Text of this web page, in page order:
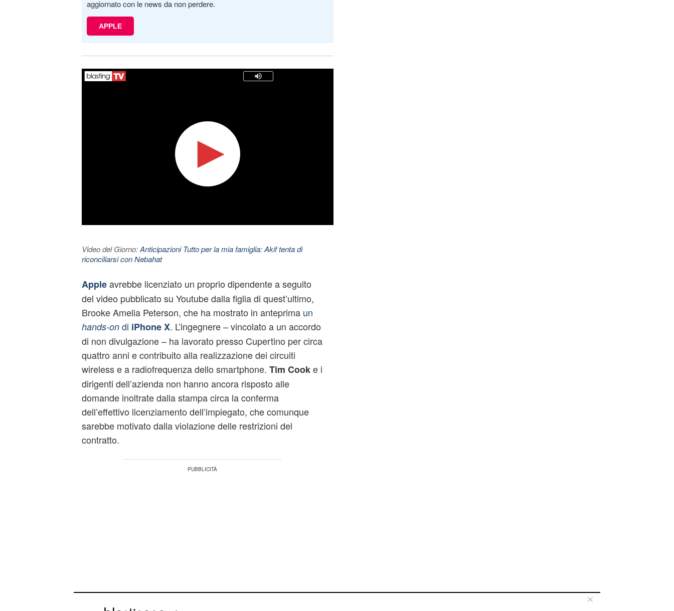
aggiornato con le news da non perdere.
APPLE
Video del Giorno:Anticipazioni Tutto per la mia famiglia: Akif tenta di
riconciliarsi con Nebahat
Appleavrebbe licenziato un proprio dipendente a seguito
del video pubblicato su Youtubedalla figlia di quest’ultimo,
Brooke Amelia Peterson, che ha mostrato in anteprima un
hands-ondi iPhone X. L’ingegnere – vincolato a un accordo
di non divulgazione – ha lavorato presso Cupertino per circa
quattro anni e contribuito alla realizzazione dei circuiti
wireless e a radiofrequenza dello smartphone. Tim Cooke i
dirigenti dell’azienda non hanno ancora risposto alle
domande inoltrate dalla stampa circa la conferma
dell’effettivo licenziamento dell’impiegato, che comunque
sarebbe motivato dalla violazione delle restrizioni del
contratto.